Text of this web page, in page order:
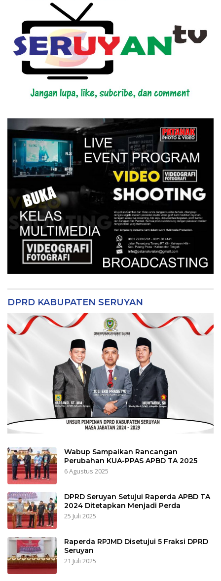
DPRD KABUPATEN SERUYAN
Wabup Sampaikan Rancangan
Perubahan KUA-PPAS APBD TA 2025
6 Agustus 2025
DPRD Seruyan Setujui Raperda APBD TA
2024 Ditetapkan Menjadi Perda
25 Juli 2025
Raperda RPJMD Disetujui 5 Fraksi DPRD
Seruyan
21 Juli 2025